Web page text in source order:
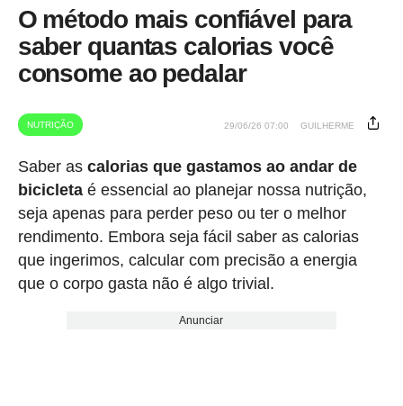
O método mais confiável para
saber quantas calorias você
consome ao pedalar
NUTRIÇÃO 29/06/26 07:00 GUILHERME
Saber as calorias que gastamos ao andar de
bicicletaé essencial ao planejar nossa nutrição,
seja apenas para perder peso ou ter o melhor
rendimento. Embora seja fácil saber as calorias
que ingerimos, calcular com precisão a energia
que o corpo gasta não é algo trivial.
Anunciar